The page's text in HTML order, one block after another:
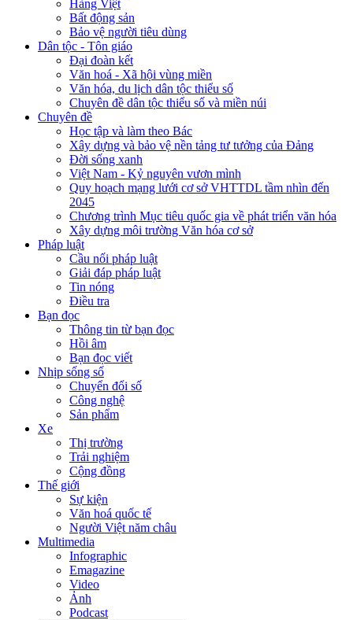
Hàng Việt
Bất động sản
Bảo vệ người tiêu dùng
Dân tộc - Tôn giáo
Đại đoàn kết
Văn hoá - Xã hội vùng miền
Văn hóa, du lịch dân tộc thiểu số
Chuyên đề dân tộc thiểu số và miền núi
Chuyên đề
Học tập và làm theo Bác
Xây dựng và bảo vệ nền tảng tư tưởng của Đảng
Đời sống xanh
Việt Nam - Kỷ nguyên vươn mình
Quy hoạch mạng lưới cơ sở VHTTDL tầm nhìn đến
2045
Chương trình Mục tiêu quốc gia về phát triển văn hóa
Xây dựng môi trường Văn hóa cơ sở
Pháp luật
Cầu nối pháp luật
Giải đáp pháp luật
Tin nóng
Điều tra
Bạn đọc
Thông tin từ bạn đọc
Hồi âm
Bạn đọc viết
Nhịp sống số
Chuyển đổi số
Công nghệ
Sản phẩm
Xe
Thị trường
Trải nghiệm
Cộng đồng
Thế giới
Sự kiện
Văn hoá quốc tế
Người Việt năm châu
Multimedia
Infographic
Emagazine
Video
Ảnh
Podcast